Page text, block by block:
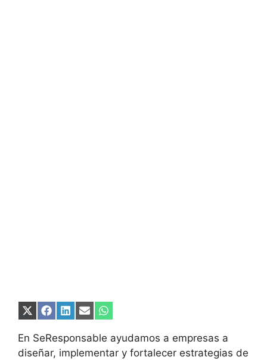
Compartir
X
(Twitter)
Compartir
Facebook
Compartir
LinkedIn
Compartir
Email
Compartir
WhatsApp
En SeResponsable ayudamos a empresas a
diseñar, implementar y fortalecer estrategias de